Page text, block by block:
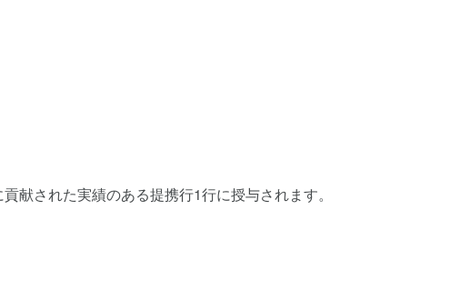
献された実績のある提携行1行に授与されます。